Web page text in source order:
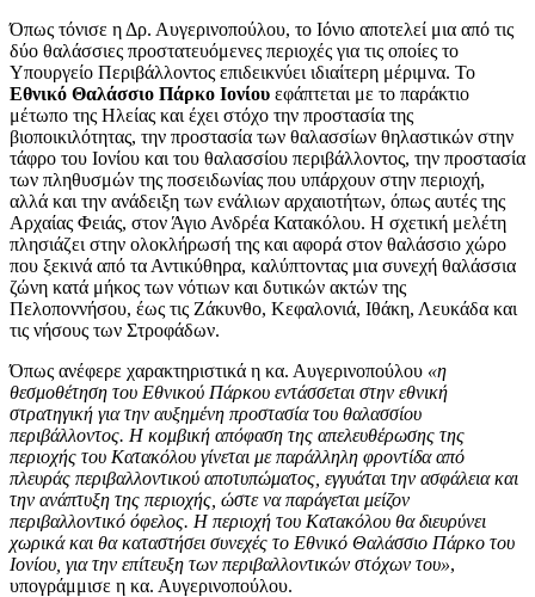
Όπως τόνισε η Δρ. Αυγερινοπούλου, το Ιόνιο αποτελεί μια από τις
δύο θαλάσσιες προστατευόμενες περιοχές για τις οποίες το
Υπουργείο Περιβάλλοντος επιδεικνύει ιδιαίτερη μέριμνα. Το
Εθνικό Θαλάσσιο Πάρκο Ιονίου εφάπτεται με το παράκτιο
μέτωπο της Ηλείας και έχει στόχο την προστασία της
βιοποικιλότητας, την προστασία των θαλασσίων θηλαστικών στην
τάφρο του Ιονίου και του θαλασσίου περιβάλλοντος, την προστασία
των πληθυσμών της ποσειδωνίας που υπάρχουν στην περιοχή,
αλλά και την ανάδειξη των ενάλιων αρχαιοτήτων, όπως αυτές της
Αρχαίας Φειάς, στον Άγιο Ανδρέα Κατακόλου. Η σχετική μελέτη
πλησιάζει στην ολοκλήρωσή της και αφορά στον θαλάσσιο χώρο
που ξεκινά από τα Αντικύθηρα, καλύπτοντας μια συνεχή θαλάσσια
ζώνη κατά μήκος των νότιων και δυτικών ακτών της
Πελοποννήσου, έως τις Ζάκυνθο, Κεφαλονιά, Ιθάκη, Λευκάδα και
τις νήσους των Στροφάδων.
Όπως ανέφερε χαρακτηριστικά η κα. Αυγερινοπούλου «η
θεσμοθέτηση του Εθνικού Πάρκου εντάσσεται στην εθνική
στρατηγική για την αυξημένη προστασία του θαλασσίου
περιβάλλοντος. Η κομβική απόφαση της απελευθέρωσης της
περιοχής του Κατακόλου γίνεται με παράλληλη φροντίδα από
πλευράς περιβαλλοντικού αποτυπώματος, εγγυάται την ασφάλεια και
την ανάπτυξη της περιοχής, ώστε να παράγεται μείζον
περιβαλλοντικό όφελος. Η περιοχή του Κατακόλου θα διευρύνει
χωρικά και θα καταστήσει συνεχές το Εθνικό Θαλάσσιο Πάρκο του
Ιονίου, για την επίτευξη των περιβαλλοντικών στόχων του»,
υπογράμμισε η κα. Αυγερινοπούλου.